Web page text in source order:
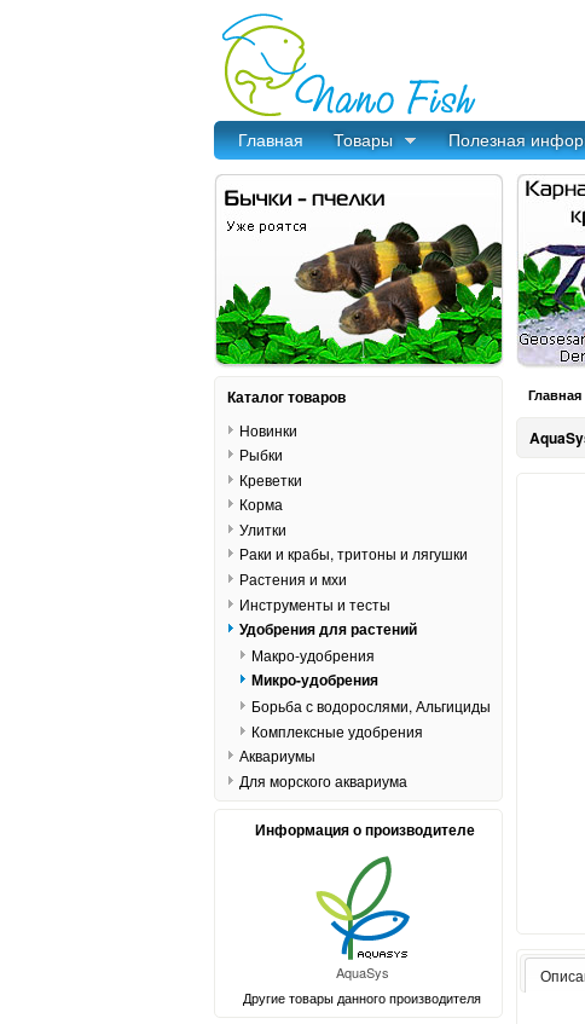
Главная Товары Полезная
Главная
Каталог товаров
Новинки
Рыбки
Креветки
Корма
Улитки
Раки и крабы, тритоны и лягушки
Растения и мхи
Инструменты и тесты
Удобрения для растений
Макро-удобрения
Микро-удобрения
Борьба с водорослями, Альгициды
Комплексные удобрения
Аквариумы
Для морского аквариума
Информация о производителе
AquaSys
Другие товары данного производителя